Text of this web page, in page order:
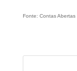
Fonte: Contas Abertas